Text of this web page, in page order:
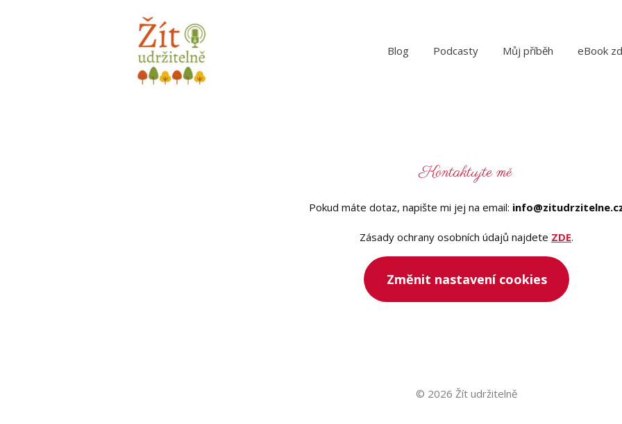
Blog Podcasty Můj příběh eBook
Kontaktujte mě
Pokud máte dotaz, napište mi jej na email:
Zásady ochrany osobních údajů najdete ZDE.
Změnit nastavení cookies
© 2026 Žít udržitelně